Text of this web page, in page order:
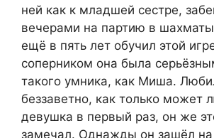
ней как к младшей сестре,
вечерами на партию в
ещё в пять лет обучил этой
соперником она была
такого умника, как Миша.
беззаветно, как только может
девушка в первый раз, он же
замечал. Однажды он зашёл